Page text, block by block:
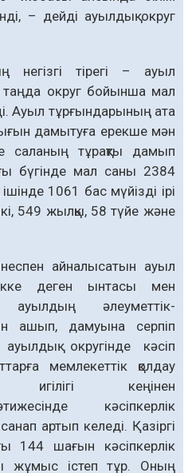
– дейді ауылдық округ
негізгі тірегі – ауыл
округ бойынша мал
Ауыл тұрғындарының ата
дамытуға ерекше мән
саланың тұрақты дамып
бүгінде мал саны 2384
1061 бас мүйізді ірі
549 жылқы, 58 түйе және
айналысатын ауыл
деген ынтасы мен
ауылдың әлеуметтік-
ашып, дамуына серпіп
округінде кәсіп
мемлекеттік қолдау
игілігі кеңінен
кәсіпкерлік
артып келеді. Қазіргі
144 шағын кәсіпкерлік
жұмыс істеп тұр. Оның